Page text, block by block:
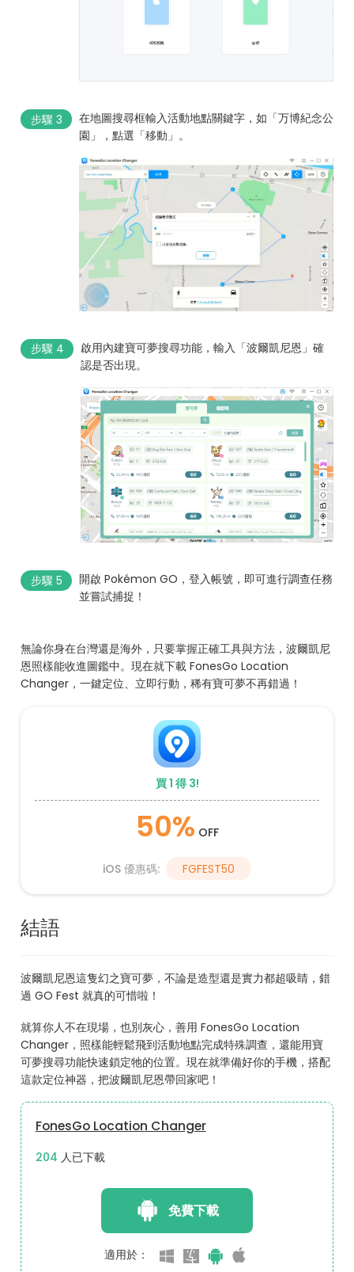
步驟 3
在地圖搜尋框輸入活動地點關鍵字，如「万博紀念公
園」，點選「移動」。
步驟 4
啟用內建寶可夢搜尋功能，輸入「波爾凱尼恩」確
認是否出現。
步驟 5
開啟 Pokémon GO，登入帳號，即可進行調查任務
並嘗試捕捉！
無論你身在台灣還是海外，只要掌握正確工具與方法，波爾凱尼
恩照樣能收進圖鑑中。現在就下載 FonesGo Location
Changer，一鍵定位、立即行動，稀有寶可夢不再錯過！
買 1 得 3!
50% OFF
iOS 優惠碼: FGFEST50
結語
波爾凱尼恩這隻幻之寶可夢，不論是造型還是實力都超吸睛，錯
過 GO Fest 就真的可惜啦！
就算你人不在現場，也別灰心，善用 FonesGo Location
Changer，照樣能輕鬆飛到活動地點完成特殊調查，還能用寶
可夢搜尋功能快速鎖定牠的位置。現在就準備好你的手機，搭配
這款定位神器，把波爾凱尼恩帶回家吧！
FonesGo Location Changer
212 人已下載
免費下載
適用於：